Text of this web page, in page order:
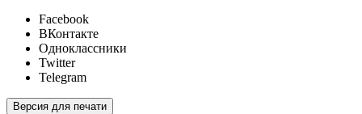
Facebook
ВКонтакте
Одноклассники
Twitter
Telegram
Версия для печати